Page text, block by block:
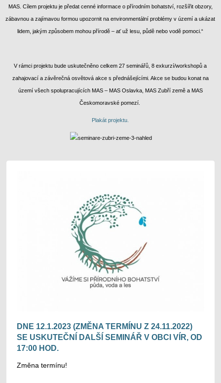
MAS. Cílem projektu je předat cenné informace o přírodním bohatství, rozšířit obzory,
zábavnou a zajímavou formou upozornit na environmentální problémy v území a ukázat
lidem, jakým způsobem mohou přírodě – ať už lesu, půdě nebo vodě pomoci.“
V rámci projektu bude uskutečněno celkem 27 seminářů, 8 exkurzí/workshopů a
zahajovací a závěrečná osvětová akce s přednášejícími. Akce se budou konat na
území všech spolupracujících MAS – MAS Oslavka, MAS Zubří země a MAS
Českomoravské pomezí.
Plakát projektu.
DNE 12.1.2023 (ZMĚNA TERMÍNU Z 24.11.2022)
SE USKUTEČNÍ DALŠÍ SEMINÁŘ V OBCI VÍR, OD
17:00 HOD.
Změna termínu!